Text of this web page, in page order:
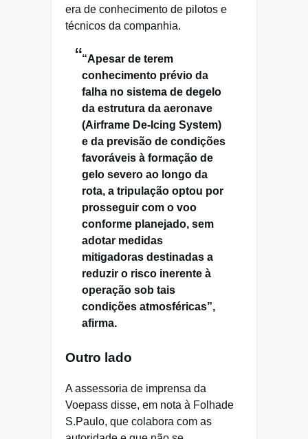
era de conhecimento de pilotos e
técnicos da companhia.
“Apesar de terem
conhecimento prévio da
falha no sistema de degelo
da estrutura da aeronave
(Airframe De-Icing System)
e da previsão de condições
favoráveis à formação de
gelo severo ao longo da
rota, a tripulação optou por
prosseguir com o voo
conforme planejado, sem
adotar medidas
mitigadoras destinadas a
reduzir o risco inerente à
operação sob tais
condições atmosféricas”,
afirma.
Outro lado
A assessoria de imprensa da
Voepass disse, em nota à Folhade
S.Paulo, que colabora com as